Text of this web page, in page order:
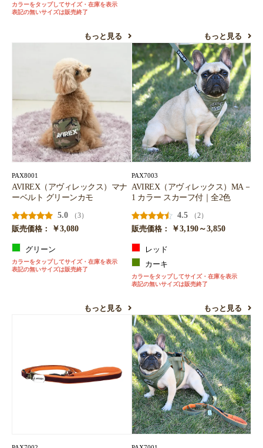
カラーをタップしてサイズ・在庫を表示
表記の無いサイズは販売終了
もっと見る もっと見る
PAX8001
AVIREX（アヴィレックス）マナ
ーベルト グリーンカモ
5.0
（3）
販売価格：
￥3,080
グリーン
カラーをタップしてサイズ・在庫を表示
表記の無いサイズは販売終了
もっと見る
PAX7003
AVIREX（アヴィレックス）MA－
1 カラー スカーフ付｜全2色
4.5
（2）
販売価格：
￥3,190～3,850
レッド
カーキ
カラーをタップしてサイズ・在庫を表示
表記の無いサイズは販売終了
もっと見る